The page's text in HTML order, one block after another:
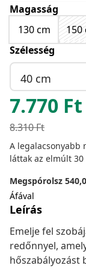
Magasság
130 cm
150
Szélesség
40 cm
7.770 Ft
8.310Ft
A legalacsonyabb
láttak az elmúlt
Megspórolsz
Áfával
Leírás
Emelje fel
redőnnyel,
hőszabályozást